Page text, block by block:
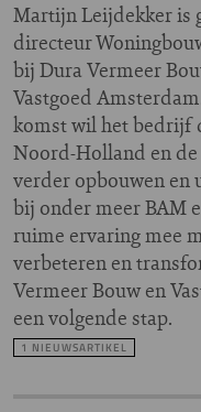
Martijn Leijdekker is
directeur
bij Dura Vermeer
Vastgoed
komst wil het bedrijf
Noord-Holland en
verder opbouwen en
bij onder meer BAM
ruime ervaring mee
verbeteren en
Vermeer Bouw en
een volgende stap.
1 NIEUWSARTIKEL